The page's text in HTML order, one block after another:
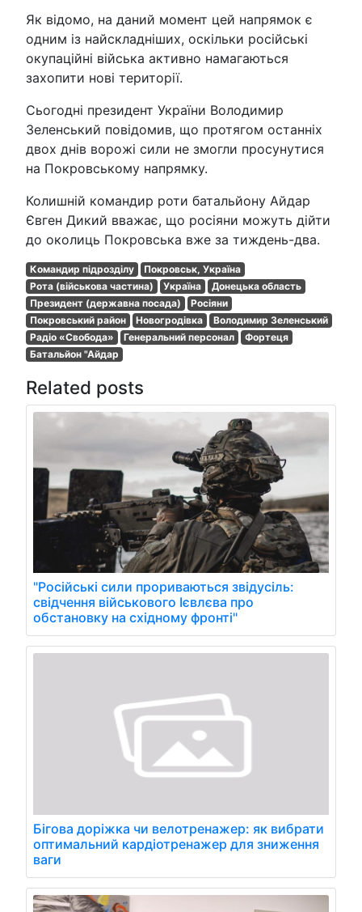
Як відомо, на даний момент цей напрямок є
одним із найскладніших, оскільки російські
окупаційні війська активно намагаються
захопити нові території.
Сьогодні президент України Володимир
Зеленський повідомив, що протягом останніх
двох днів ворожі сили не змогли просунутися
на Покровському напрямку.
Колишній командир роти батальйону Айдар
Євген Дикий вважає, що росіяни можуть дійти
до околиць Покровська вже за тиждень-два.
Командир підрозділу
Покровськ, Україна
Рота (військова частина)
Україна
Донецька область
Президент (державна посада)
Росіяни
Покровський район
Новогродівка
Володимир Зеленський
Радіо «Свобода»
Генеральний персонал
Фортеця
Батальйон "Айдар
Related posts
"Російські сили прориваються звідусіль:
свідчення військового Ієвлєва про
обстановку на східному фронті"
Бігова доріжка чи велотренажер: як вибрати
оптимальний кардіотренажер для зниження
ваги